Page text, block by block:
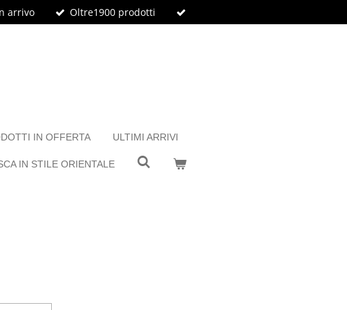
arrivo Oltre1900 prodotti
IN OFFERTA ULTIMI ARRIVI
IN STILE ORIENTALE